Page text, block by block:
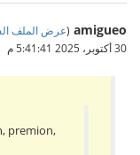
amigueo
(عرض الملف
30 أكتوبر، 2025 5:41:41 م
premion,